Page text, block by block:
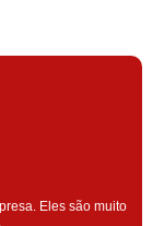
muito bom!
para o colaborador